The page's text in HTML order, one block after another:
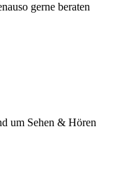
gerne beraten
um Sehen & Hören